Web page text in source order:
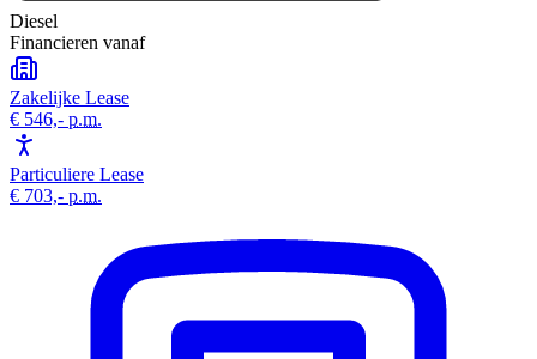
Diesel
Financieren vanaf
Zakelijke Lease
€ 546,- p.m.
Particuliere Lease
€ 703,- p.m.